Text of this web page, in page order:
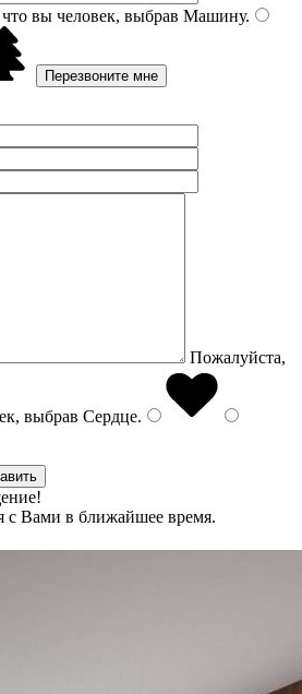
вы человек, выбрав Машину.
Пожалуйста,
выбрав Сердце.
с Вами в ближайшее время.